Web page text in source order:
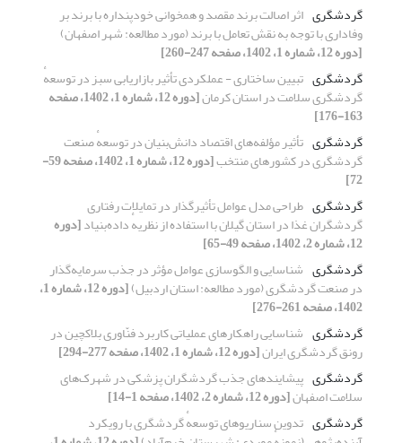
گردشگری اثر اصالت برند مقصد و همخوانی خودپنداره با برند بر
وفاداری با توجه به نقش تعامل با برند (مورد مطالعه: شهر اصفهان)
[دوره 12، شماره 1، 1402، صفحه 247-260]
گردشگری تبیین ساختاری - عملکردی تأثیر بازاریابی سبز در توسعهٔ
گردشگری سلامت در استان کرمان [دوره 12، شماره 1، 1402، صفحه
163-176]
گردشگری تأثیر مؤلفه‌های اقتصاد دانش‌بنیان در توسعهٔ صنعت
گردشگری در کشورهای منتخب [دوره 12، شماره 1، 1402، صفحه 59-
72]
گردشگری طراحی مدل عوامل تأثیرگذار در تمایلات رفتاری
گردشگران غذا در استان گیلان با استفاده از نظریهٔ داده‌بنیاد[دوره
12، شماره 2، 1402، صفحه 49-65]
گردشگری شناسایی و الگوسازی عوامل مؤثر در جذب سرمایه‌گذار
در صنعت گردشگری (مورد مطالعه: استان اردبیل) [دوره 12، شماره 1،
1402، صفحه 261-276]
گردشگری شناسایی راهکارهای عملیاتی کاربرد فنّاوری بلاکچین در
رونق گردشگری ایران[دوره 12، شماره 1، 1402، صفحه 277-294]
گردشگری پیشایندهای جذب گردشگران پزشکی در شهرک‌های
سلامت اصفهان[دوره 12، شماره 2، 1402، صفحه 1-14]
گردشگری تدوین سناریوهای توسعهٔ گردشگری با رویکرد